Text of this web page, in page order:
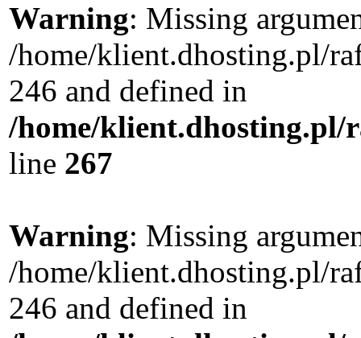
Warning: Missing
/home/klient.dhosting.pl/
246 and defined in
/home/klient.dhosting.pl/
line 267
Warning: Missing
/home/klient.dhosting.pl/
246 and defined in